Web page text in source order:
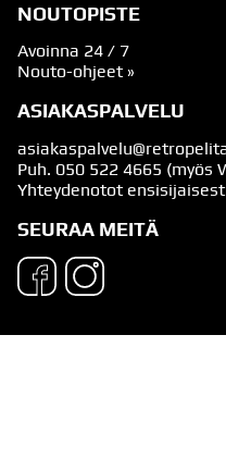
NOUTOPISTE
Avoinna 24 / 7
Nouto-ohjeet »
ASIAKASPALVELU
Puh. 050 522 4665 (myös
Yhteydenotot
SEURAA MEITÄ